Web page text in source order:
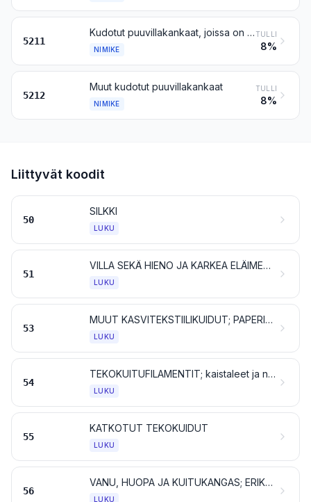
5211
Kudotut puuvillakankaat, joissa on vähemmän kuin 85 painoprosenttia puuvillaa, sekoitettuna pääasiallisesti tai yksinomaan tekokuitujen kanssa, paino suurempi kuin 200 g/m²
NIMIKE
TULLI
8%
5212
Muut kudotut puuvillakankaat
NIMIKE
TULLI
8%
Liittyvät koodit
50
SILKKI
LUKU
51
VILLA SEKÄ HIENO JA KARKEA ELÄIMENKARVA; JOUHILANKA JA JOUHESTA KUDOTUT KANKAAT
LUKU
53
MUUT KASVITEKSTIILIKUIDUT; PAPERILANKA JA KUDOTUT PAPERILANKAKANKAAT
LUKU
54
TEKOKUITUFILAMENTIT; kaistaleet ja niiden kaltaiset tavarat tekstiilitekokuituaineesta
LUKU
55
KATKOTUT TEKOKUIDUT
LUKU
56
VANU, HUOPA JA KUITUKANGAS; ERIKOISLANGAT; SIDE- JA PURJELANKA, NUORA JA KÖYSI SEKÄ NIISTÄ VALMISTETUT TAVARAT
LUKU